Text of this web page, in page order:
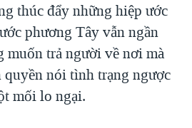
thúc đẩy những hiệp ước
phương Tây vẫn ngần
muốn trả người về nơi mà
quyền nói tình trạng ngược
mối lo ngại.